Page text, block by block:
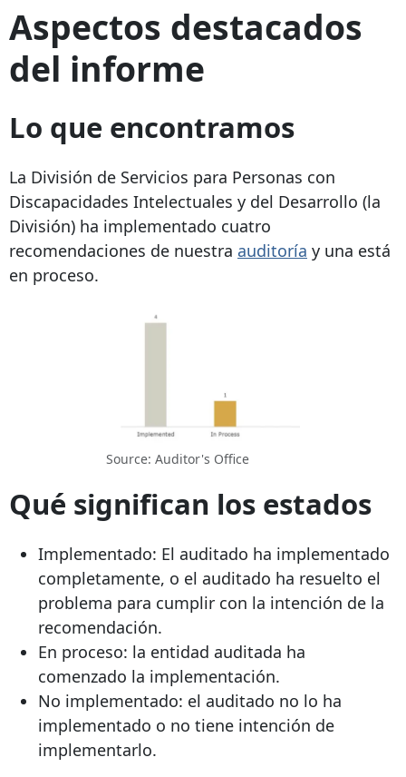
Aspectos destacados
del informe
Lo que encontramos
La División de Servicios para Personas con
Discapacidades Intelectuales y del Desarrollo (la
División) ha implementado cuatro
recomendaciones de nuestra auditoría y una está
en proceso.
Source: Auditor's Office
Qué significan los estados
Implementado: El auditado ha implementado
completamente, o el auditado ha resuelto el
problema para cumplir con la intención de la
recomendación.
En proceso: la entidad auditada ha
comenzado la implementación.
No implementado: el auditado no lo ha
implementado o no tiene intención de
implementarlo.